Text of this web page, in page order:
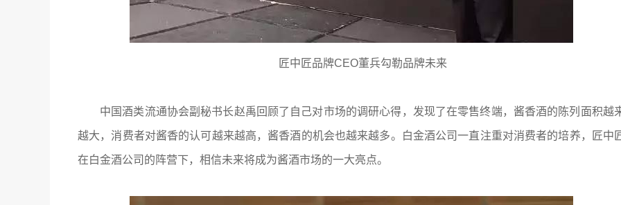
匠中匠品牌CEO董兵勾勒品牌未来
中国酒类流通协会副秘书长赵禹回顾了自己对市场的调研心得，发现了在零售终端，酱香酒的陈列面积越
越大，消费者对酱香的认可越来越高，酱香酒的机会也越来越多。白金酒公司一直注重对消费者的培养，匠中
在白金酒公司的阵营下，相信未来将成为酱酒市场的一大亮点。